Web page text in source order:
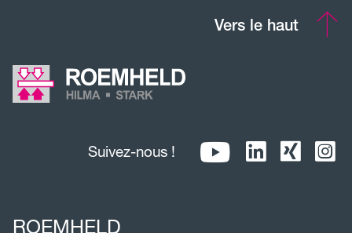
Vers le haut
Suivez-nous !
ROEMHELD